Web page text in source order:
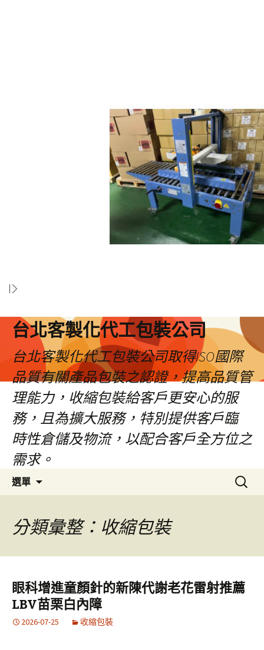
台北客製化代工包裝公司
台北客製化代工包裝公司取得ISO國際
品質有關產品包裝之認證，提高品質管
理能力，收縮包裝給客戶更安心的服
務，且為擴大服務，特別提供客戶臨
時性倉儲及物流，以配合客戶全方位之
需求。
選單
容
區
搜
尋
分類彙整：收縮包裝
眼科增進童顏針的新陳代謝老花雷射推薦
LBV苗栗白內障
2026-07-25 收縮包裝